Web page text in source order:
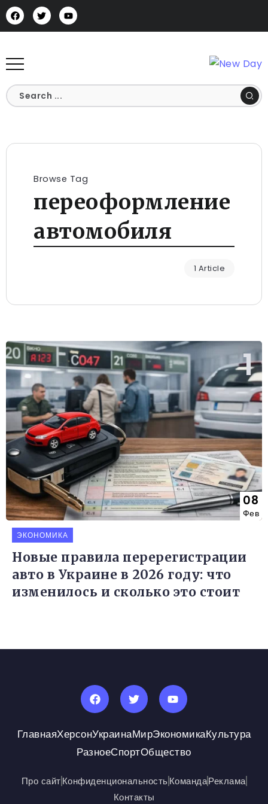
Browse Tag
переоформление
автомобиля
1 Article
08
Фев
ЭКОНОМИКА
Новые правила перерегистрации
авто в Украине в 2026 году: что
изменилось и сколько это стоит
ГлавнаяХерсонУкраинаМирЭкономикаКультура
РазноеСпортОбщество
Про сайтКонфиденциональностьКомандаРеклама
Контакты